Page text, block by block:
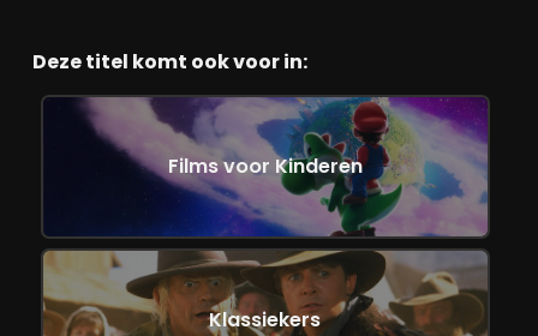
Deze titel komt ook voor in:
Films voor Kinderen
Klassiekers